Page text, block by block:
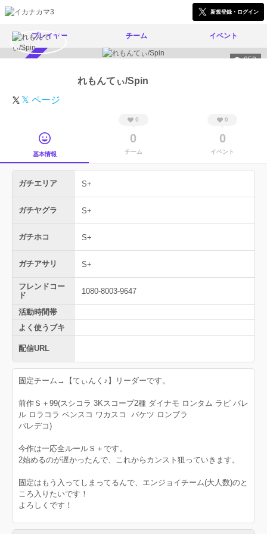
新規登録・ログイン
プレイヤー チーム イベント
650
れもんてぃ/Spin
𝕏 ページ
基本情報
0
0
チーム
0
0
イベント
ガチエリア S+
ガチヤグラ S+
ガチホコ S+
ガチアサリ S+
フレンドコー
ド
1080-8003-9647
活動時間帯
よく使うブキ
配信URL
固定チーム→【てぃんく♪】リーダーです。
前作Ｓ＋99(スシコラ 3Kスコープ2種 ダイナモ ロンタム ラピ バレ
ル ロラコラ ベンスコ ワカスコ バケツ ロンブラ
バレデコ)
今作は一応全ルールＳ＋です。
2始めるのが遅かったんで、これからカンスト狙っていきます。
固定はもう入ってしまってるんで、エンジョイチーム(大人数)のと
ころ入りたいです！
よろしくです！